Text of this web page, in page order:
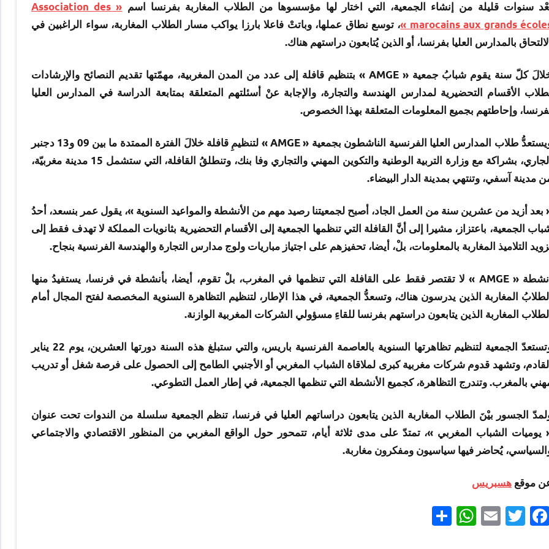
سنوات قليلة من إنشاء الجمعية، التي اختار لها مؤسسوها من الطلاب المغاربة بفرنسا اسم
« Association des
marocains aux grands écoles
، توسع نطاق عملها، وباتتْ فاعلا بارزا يواكب مسار الطلاب المغاربة، سواء الراغبين في
بالمدارس العليا بفرنسا، أو الذين يُتابعون دراستهم هناك.
خلالَ كلّ سنة يقوم شبابُ جمعية « AMGE » بتنظيم قافلة إلى عدد من المدن المغربية، مهمّتها تقديم النصائح والإرشادات
الأقسام التحضيرية لمدارس الهندسة والتجارة، والإجابة عنْ أسئلتهم المتعلقة بمتابعة الدراسة في المدارس العليا
وإحاطتهم بجميع المعلومات المتعلقة بهذا الخصوص.
ويستعدُّ طلاب المدارس العليا الفرنسية الناشطون بجمعية « AMGE » لتنظيمِ قافلة خلالَ الفترة الممتدة ما بين 09 و13 دجنبر
الجاري، بشراكة مع وزارة التربية الوطنية والتكوين المهني والتجاري وفا بنك، وتنطلقُ القافلة، التي ستشمل 15 مدينة مغربيّة،
مدينة آسفي، وتنتهي بمدينة الدار البيضاء.
بعد أزيد من عشرين سنة من العمل الجاد، أصبح لجمعيتنا رصيد مهم من الأنشطة والمواعيد السنوية »، يقول عمر بنسعد، أحدُ
الجمعية، باعتزاز، مشيرا إلى أنَّ القافلة التي تنظمها الجمعية إلى الأقسام التحضيرية بثانويات المملكة لا تهدف فقط إلى
التلاميذ المغاربة بالمعلومات، بلْ، أيضا، تحفيزهم على اجتياز مباريات ولوج مدارس التجارة والهندسة الفرنسية بنجاح.
أنشطة « AMGE » لا تقتصر فقط على القافلة التي تنظمها في المغرب، بلْ تقوم، أيضا، بأنشطة في فرنسا، يستفيدُ منها
المغاربة الذين يدرسون هناك، وتسعدُّ الجمعية، في هذا الإطار، لتنظيم التظاهرة السنوية المخصصة لفتح المجال أمام
المغاربة الذين يتابعون دراستهم بفرنسا للقاءِ مسؤولي الشركات المغربية الوازنة.
وتستعدّ الجمعية لتنظيم تظاهرتها السنوية بالعاصمة الفرنسية باريس، والتي ستبلغ هذه السنة دورتها العشرين، يوم 22 يناير
وتشهد قدوم شركات مغربية كبرى لملاقاة الشباب المغربي أو الأجنبي الطامح إلى الحصول على فرصة شغل أو تدريب
بالمغرب. وتندرج التظاهرة، كجميع الأنشطة التي تنظمها الجمعية، في إطار العمل التطوعي.
الجسور بيْنَ الطلاب المغاربة الذين يتابعون دراساتهم العليا في فرنسا، تنظم الجمعية سلسلة من الندوات تحت عنوان
يوميات الشباب المغربي »، تمتدّ على مدى ثلاثة أيام، تتمحور حول الواقع المغربي من المنظور الاقتصادي والاجتماعي
يُحاضر فيها سياسيون ومفكرون مغاربة.
موقع هسبريس
Facebook
Twitter
Email
WhatsApp